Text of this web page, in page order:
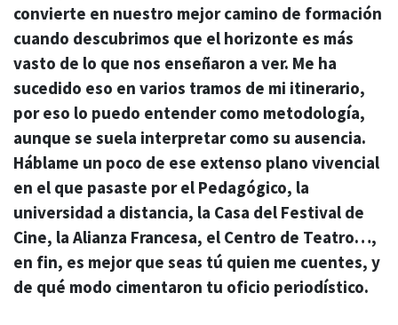
convierte en nuestro mejor camino de formación
cuando descubrimos que el horizonte es más
vasto de lo que nos enseñaron a ver. Me ha
sucedido eso en varios tramos de mi itinerario,
por eso lo puedo entender como metodología,
aunque se suela interpretar como su ausencia.
Háblame un poco de ese extenso plano vivencial
en el que pasaste por el Pedagógico, la
universidad a distancia, la Casa del Festival de
Cine, la Alianza Francesa, el Centro de Teatro…,
en fin, es mejor que seas tú quien me cuentes, y
de qué modo cimentaron tu oficio periodístico.